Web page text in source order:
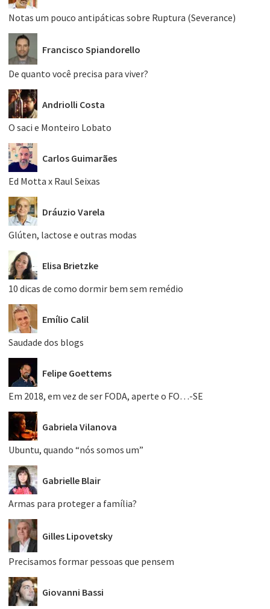
Notas um pouco antipáticas sobre Ruptura (Severance)
Francisco Spiandorello
De quanto você precisa para viver?
Andriolli Costa
O saci e Monteiro Lobato
Carlos Guimarães
Ed Motta x Raul Seixas
Dráuzio Varela
Glúten, lactose e outras modas
Elisa Brietzke
10 dicas de como dormir bem sem remédio
Emílio Calil
Saudade dos blogs
Felipe Goettems
Em 2018, em vez de ser FODA, aperte o FO…-SE
Gabriela Vilanova
Ubuntu, quando “nós somos um”
Gabrielle Blair
Armas para proteger a família?
Gilles Lipovetsky
Precisamos formar pessoas que pensem
Giovanni Bassi